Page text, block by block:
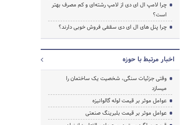
چرا لامپ ال ای دی از لامپ رشته‌ای و کم مصرف بهتر
است؟
چرا پنل های ال ای دی سقفی فروش خوبی دارند؟
اخبار مرتبط با حوزه
وقتی جزئیات سنگی، شخصیت یک ساختمان را
میسازد
عوامل موثر بر قیمت لوله گالوانیزه
عوامل موثر بر قیمت بلبرینگ صنعتی